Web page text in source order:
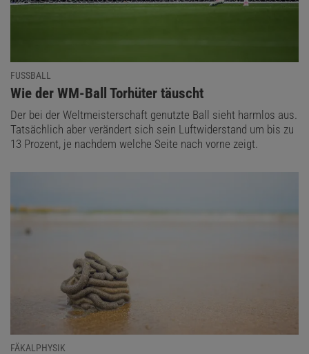
FUSSBALL
:
Wie der WM-Ball Torhüter täuscht
Der bei der Weltmeisterschaft genutzte Ball sieht harmlos aus.
Tatsächlich aber verändert sich sein Luftwiderstand um bis zu
13 Prozent, je nachdem welche Seite nach vorne zeigt.
FÄKALPHYSIK